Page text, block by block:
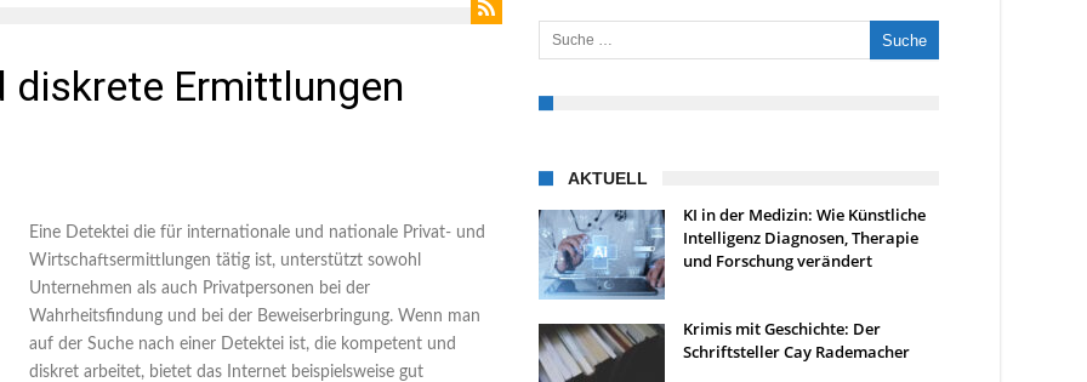
diskrete Ermittlungen
Eine Detektei die für internationale und nationale Privat- und
Wirtschaftsermittlungen tätig ist, unterstützt sowohl
Unternehmen als auch Privatpersonen bei der
Wahrheitsfindung und bei der Beweiserbringung. Wenn man
auf der Suche nach einer Detektei ist, die kompetent und
diskret arbeitet, bietet das Internet beispielsweise gut
Suche nach:
AKTUELL
KI in der Medizin: Wie Künstliche
Intelligenz Diagnosen, Therapie
und Forschung verändert
Krimis mit Geschichte: Der
Schriftsteller Cay Rademacher